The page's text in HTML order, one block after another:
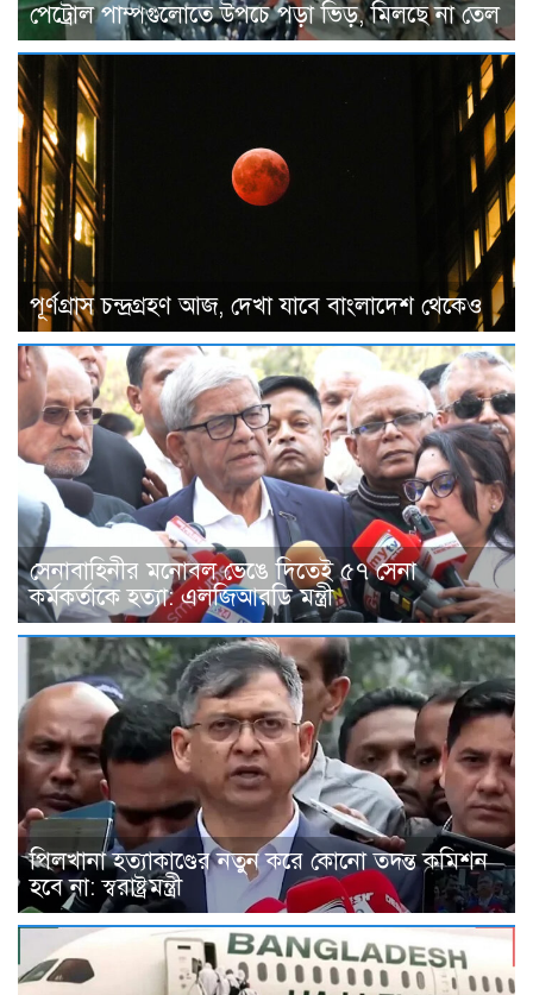
পেট্রোল পাম্পগুলোতে উপচে পড়া ভিড়, মিলছে না তেল
পূর্ণগ্রাস চন্দ্রগ্রহণ আজ, দেখা যাবে বাংলাদেশ থেকেও
সেনাবাহিনীর মনোবল ভেঙে দিতেই ৫৭ সেনা
কর্মকর্তাকে হত্যা: এলজিআরডি মন্ত্রী
পিলখানা হত্যাকাণ্ডের নতুন করে কোনো তদন্ত কমিশন
হবে না: স্বরাষ্ট্রমন্ত্রী